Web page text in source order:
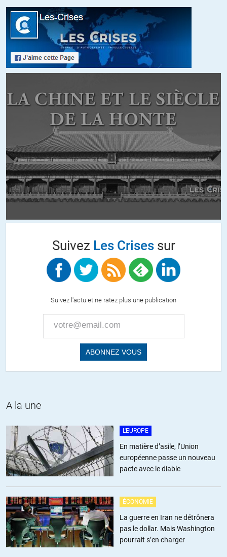
Suivez Les Crisessur
Suivez l'actu et ne ratez plus une publication
A la une
L'EUROPE
En matière d’asile, l’Union
européenne passe un nouveau
pacte avec le diable
ÉCONOMIE
La guerre en Iran ne détrônera
pas le dollar. Mais Washington
pourrait s’en charger